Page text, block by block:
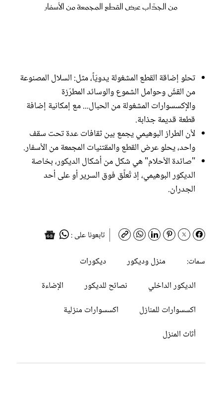
من الجذّاب عرض القطع المجمعة من الأسفار
تحلو إضاقة القطع المشغولة يدويّاً، مثل: السلال المصنوعة
من القشّ وحوامل الشموع والوسائد المطرّزة
والإكسسوارات المشغولة من الحبال... مع إمكانية إضافة
قطعة قديمة جذابة.
لأن الطراز البوهيمي يجمع بين ثقافات عدة تحت سقف
واحد، يحلو عرض القطع والمقتنيات المجمعة من الأسفار.
"صائدة الأحلام" هي شكل من أشكال الديكور، بخاصة
الديكور البوهيمي، إذ تُعلَّق فوق السرير أو على أحد
الجدران.
تابعونا على :
سمات:
منزل وديكور
ديكورات
الديكور الداخلي
نصائح للديكور
الإضاءة
اكسسوارات للمنازل
اكسسوارات منزلية
أثاث المنزل